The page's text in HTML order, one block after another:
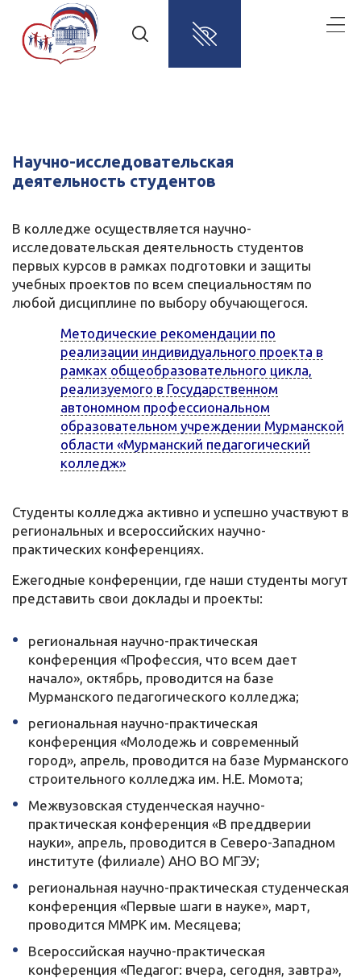
Научно-исследовательская
деятельность студентов
В колледже осуществляется научно-
исследовательская деятельность студентов
первых курсов в рамках подготовки и защиты
учебных проектов по всем специальностям по
любой дисциплине по выбору обучающегося.
Методические рекомендации по
реализации индивидуального проекта в
рамках общеобразовательного цикла,
реализуемого в Государственном
автономном профессиональном
образовательном учреждении Мурманской
области «Мурманский педагогический
колледж»
Студенты колледжа активно и успешно участвуют в
региональных и всероссийских научно-
практических конференциях.
Ежегодные конференции, где наши студенты могут
представить свои доклады и проекты:
региональная научно-практическая
конференция «Профессия, что всем дает
начало», октябрь, проводится на базе
Мурманского педагогического колледжа;
региональная научно-практическая
конференция «Молодежь и современный
город», апрель, проводится на базе Мурманского
строительного колледжа им. Н.Е. Момота;
Межвузовская студенческая научно-
практическая конференция «В преддверии
науки», апрель, проводится в Северо-Западном
институте (филиале) АНО ВО МГЭУ;
региональная научно-практическая студенческая
конференция «Первые шаги в науке», март,
проводится ММРК им. Месяцева;
Всероссийская научно-практическая
конференция «Педагог: вчера, сегодня, завтра»,